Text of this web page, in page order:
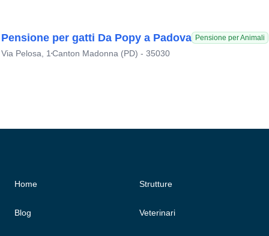
Pensione per gatti Da Popy a Padova Pensione per Animali
Via Pelosa, 1 Canton Madonna (PD) - 35030
Home
Blog
Strutture
Veterinari